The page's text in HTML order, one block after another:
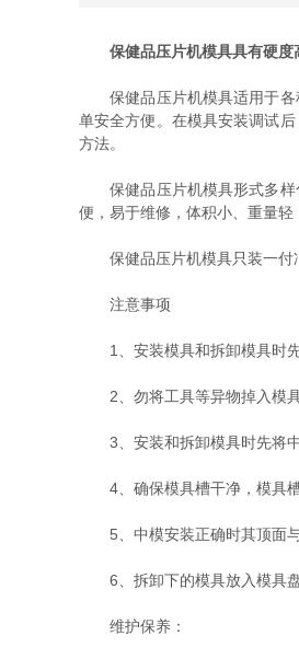
保健品压片机模具具有硬度
保健品压片机模具适用于各
单安全方便。在模具安装调试
方法。
保健品压片机模具形式多样
便，易于维修，体积小、重量轻
保健品压片机模具只装一付冲
注意事项
1、安装模具和拆卸模具时先
2、勿将工具等异物掉入模具
3、安装和拆卸模具时先将中
4、确保模具槽干净，模具槽
5、中模安装正确时其顶面与
6、拆卸下的模具放入模具盘
维护保养：